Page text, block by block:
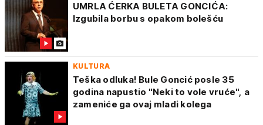
UMRLA ĆERKA BULETA GONCIĆA:
Izgubila borbu s opakom bolešću
KULTURA
Teška odluka! Bule Goncić posle 35
godina napustio "Neki to vole vruće", a
zameniće ga ovaj mladi kolega